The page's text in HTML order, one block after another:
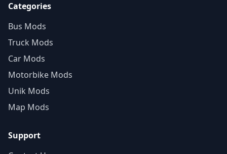
Categories
Bus Mods
Truck Mods
Car Mods
Motorbike Mods
Unik Mods
Map Mods
Support